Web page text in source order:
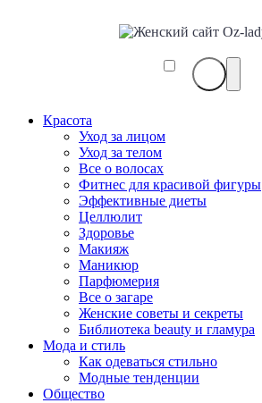
Красота
Уход за лицом
Уход за телом
Все о волосах
Фитнес для красивой фигуры
Эффективные диеты
Целлюлит
Здоровье
Макияж
Маникюр
Парфюмерия
Все о загаре
Женские советы и секреты
Библиотека beauty и гламура
Мода и стиль
Как одеваться стильно
Модные тенденции
Общество